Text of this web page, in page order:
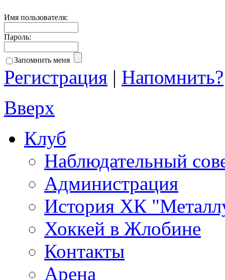
Имя пользователя:
Пароль:
Запомнить меня
Регистрация | Напомнить?
Вверх
Клуб
Наблюдательный
Администрация
История ХК
Хоккей в Жлобине
Контакты
Арена